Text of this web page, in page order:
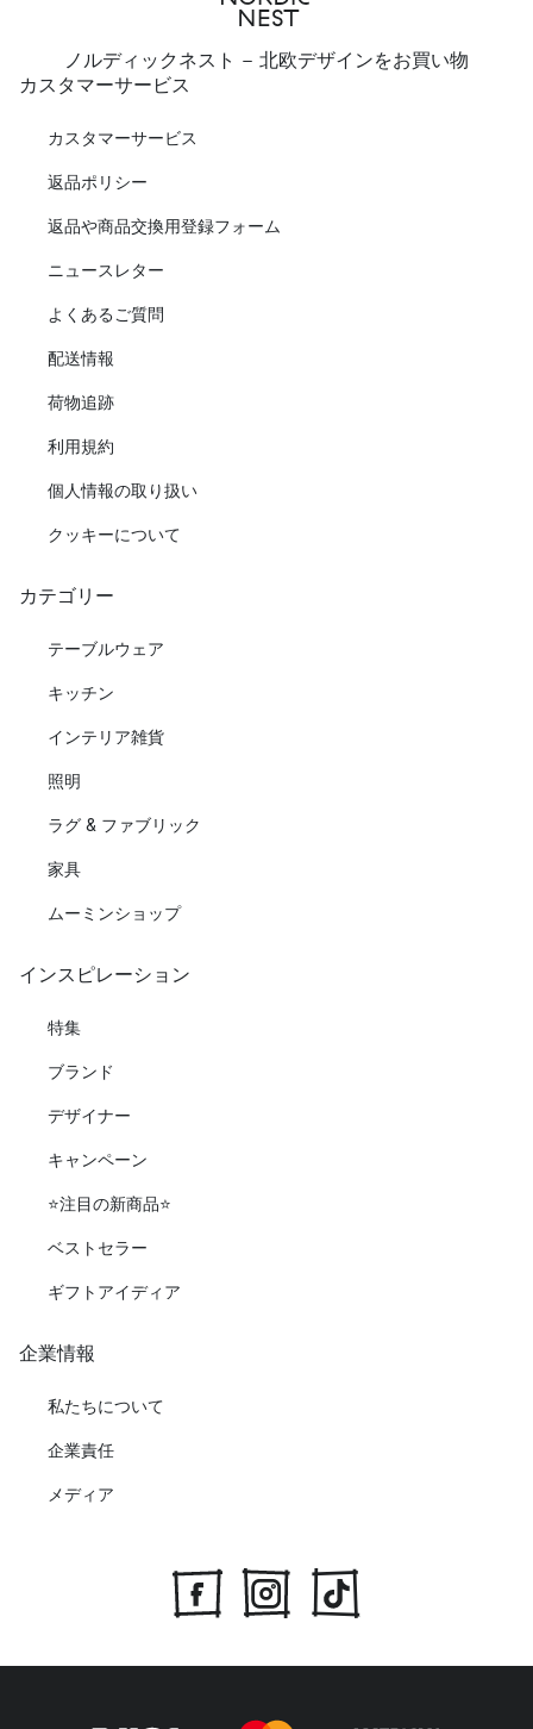
ノルディックネスト - 北欧デザインをお買い物
カスタマーサービス
カスタマーサービス
返品ポリシー
返品や商品交換用登録フォーム
ニュースレター
よくあるご質問
配送情報
荷物追跡
利用規約
個人情報の取り扱い
クッキーについて
カテゴリー
テーブルウェア
キッチン
インテリア雑貨
照明
ラグ & ファブリック
家具
ムーミンショップ
インスピレーション
特集
ブランド
デザイナー
キャンペーン
⭐️注目の新商品⭐️
ベストセラー
ギフトアイディア
企業情報
私たちについて
企業責任
メディア